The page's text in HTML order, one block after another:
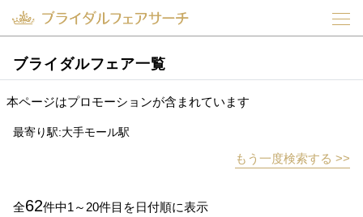
ブライダルフェア一覧
本ページはプロモーションが含まれています
最寄り駅:大手モール駅
もう一度検索する >>
全62件中1～20件目を日付順に表示